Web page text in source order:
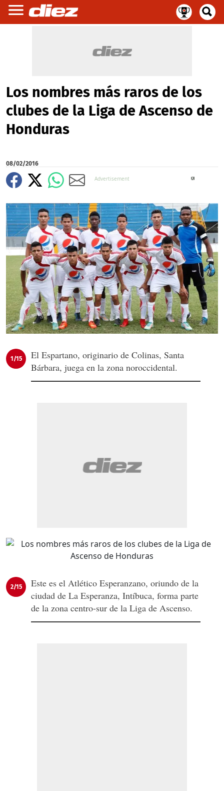
Los nombres más raros de los
clubes de la Liga de Ascenso de
Honduras
08/02/2016
1/15
El Espartano, originario de Colinas, Santa
Bárbara, juega en la zona noroccidental.
2/15
Este es el Atlético Esperanzano, oriundo de la
ciudad de La Esperanza, Intíbuca, forma parte
de la zona centro-sur de la Liga de Ascenso.
X